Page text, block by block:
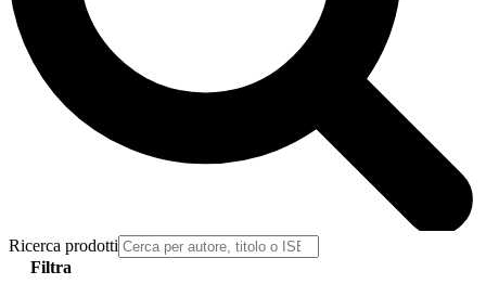
Ricerca prodotti
Filtra